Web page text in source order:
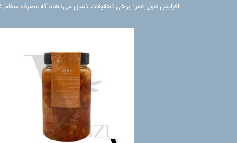
افزایش طول عمر: برخی تحقیقات نشان می‌دهند که مصرف منظم